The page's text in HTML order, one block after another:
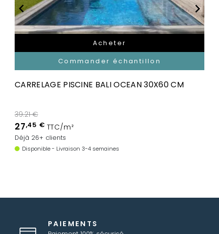

Acheter
Commander échantillon
CARRELAGE PISCINE BALI OCEAN 30X60 CM
39.21 €
27,45 € TTC/m²
Déjà 26+ clients
Disponible - Livraison 3-4 semaines

PAIEMENTS